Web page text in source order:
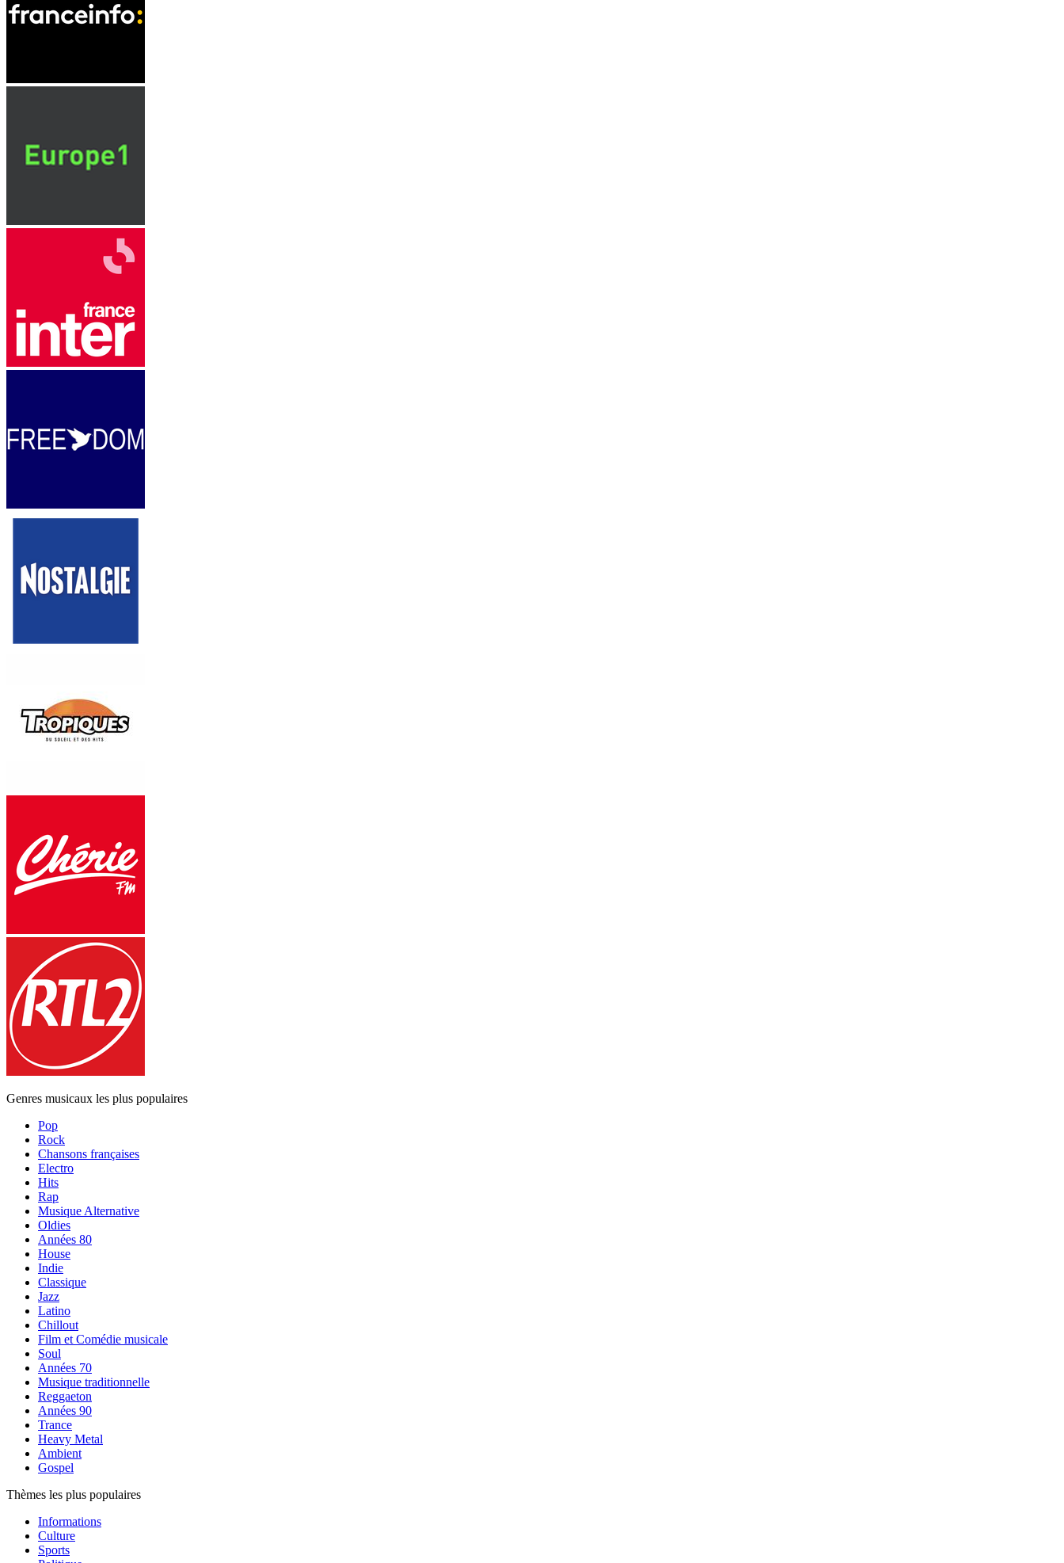
Genres musicaux les plus populaires
Pop
Rock
Chansons françaises
Electro
Hits
Rap
Musique Alternative
Oldies
Années 80
House
Indie
Classique
Jazz
Latino
Chillout
Film et Comédie musicale
Soul
Années 70
Musique traditionnelle
Reggaeton
Années 90
Trance
Heavy Metal
Ambient
Gospel
Thèmes les plus populaires
Informations
Culture
Sports